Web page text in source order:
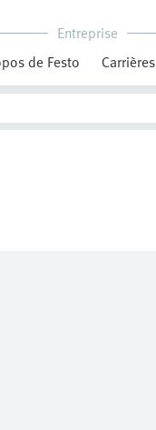
Entreprise
de Festo
Carrières